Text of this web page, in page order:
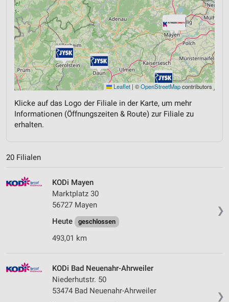
Leaflet | ©OpenStreetMapcontributors
Klicke auf das Logo der Filiale in der Karte, um mehr
Informationen (Öffnungszeiten & Route) zur Filiale zu
erhalten.
20 Filialen
❯
KODi Mayen
Marktplatz 30
56727 Mayen
Heute
geschlossen
493,01 km
❯
KODi Bad Neuenahr-Ahrweiler
Niederhutstr. 50
53474 Bad Neuenahr-Ahrweiler